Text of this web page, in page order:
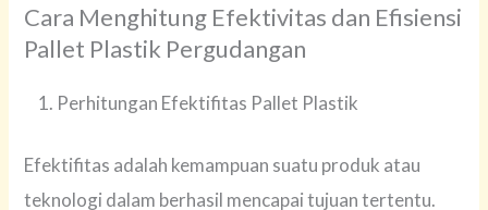
Cara Menghitung Efektivitas dan Efisiensi
Pallet Plastik Pergudangan
Perhitungan Efektifitas Pallet Plastik
Efektifitas adalah kemampuan suatu produk atau
teknologi dalam berhasil mencapai tujuan tertentu.